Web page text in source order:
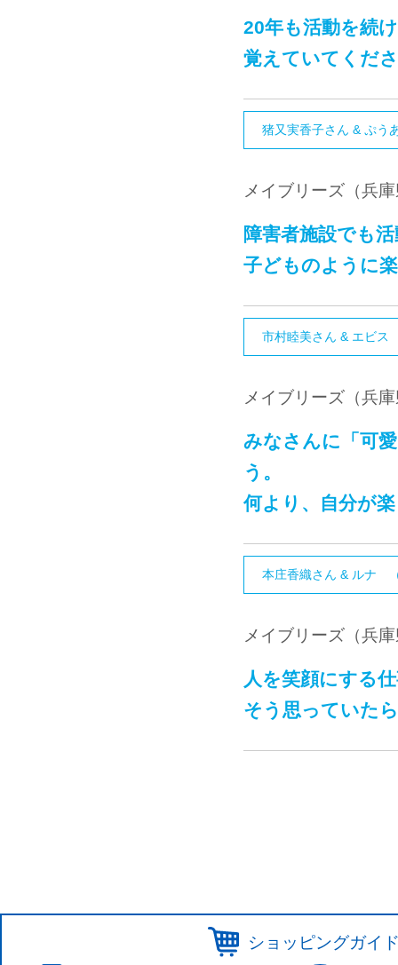
20年も活動を続
覚えていてくだ
猪又実香子さん & ぷ
メイブリーズ（兵
障害者施設でも
子どものように
市村睦美さん & エビ
メイブリーズ（兵
みなさんに「可
う。
何より、自分が
本庄香織さん & ルナ
メイブリーズ（兵
人を笑顔にする
そう思っていた
ショッピングガイ